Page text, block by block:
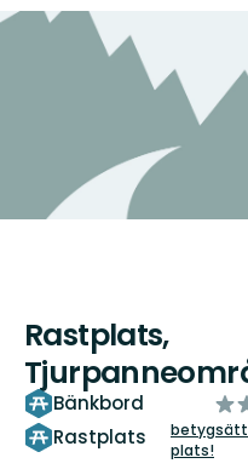
Rastplats,
Bänkbord
Rastplats
av
5
plats!